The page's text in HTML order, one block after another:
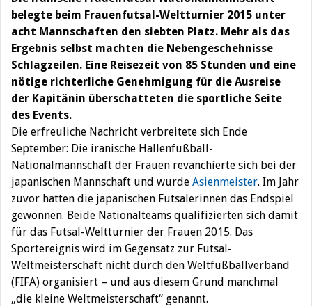
belegte beim Frauenfutsal-Weltturnier 2015 unter
acht Mannschaften den siebten Platz. Mehr als das
Ergebnis selbst machten die Nebengeschehnisse
Schlagzeilen. Eine Reisezeit von 85 Stunden und eine
nötige richterliche Genehmigung für die Ausreise
der Kapitänin überschatteten die sportliche Seite
des Events.
Die erfreuliche Nachricht verbreitete sich Ende
September: Die iranische Hallenfußball-
Nationalmannschaft der Frauen revanchierte sich bei der
japanischen Mannschaft und wurde Asienmeister. Im Jahr
zuvor hatten die japanischen Futsalerinnen das Endspiel
gewonnen. Beide Nationalteams qualifizierten sich damit
für das Futsal-Weltturnier der Frauen 2015. Das
Sportereignis wird im Gegensatz zur Futsal-
Weltmeisterschaft nicht durch den Weltfußballverband
(FIFA) organisiert – und aus diesem Grund manchmal
„die kleine Weltmeisterschaft“ genannt.